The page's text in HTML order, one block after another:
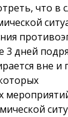
что в
3 дней
вне и